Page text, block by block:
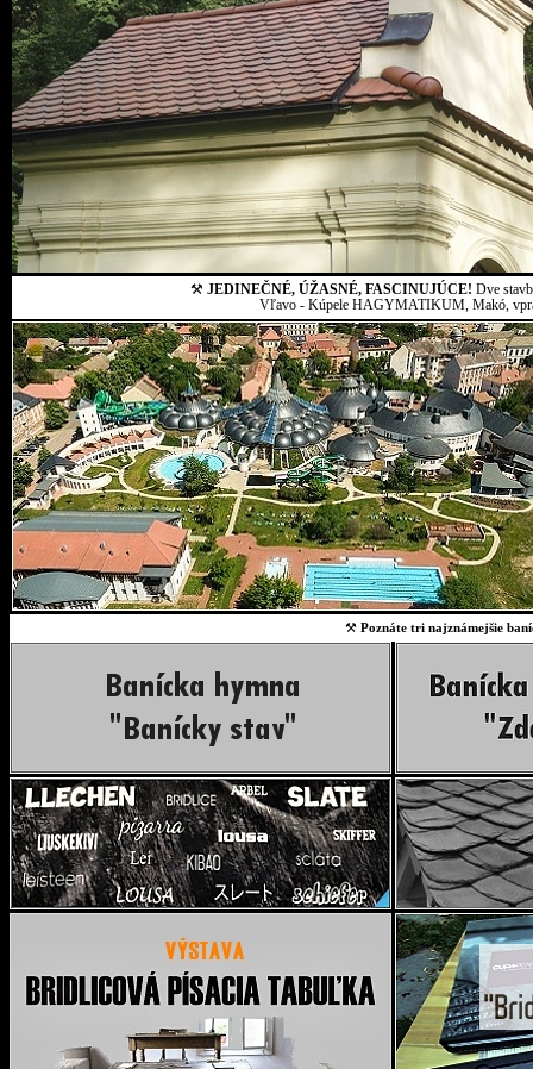
⚒ JEDINEČNÉ, ÚŽASNÉ, FASCINUJÚCE! Dve
Vľavo - Kúpele HAGYMATIKUM, Makó,
⚒ Poznáte tri najznámejšie